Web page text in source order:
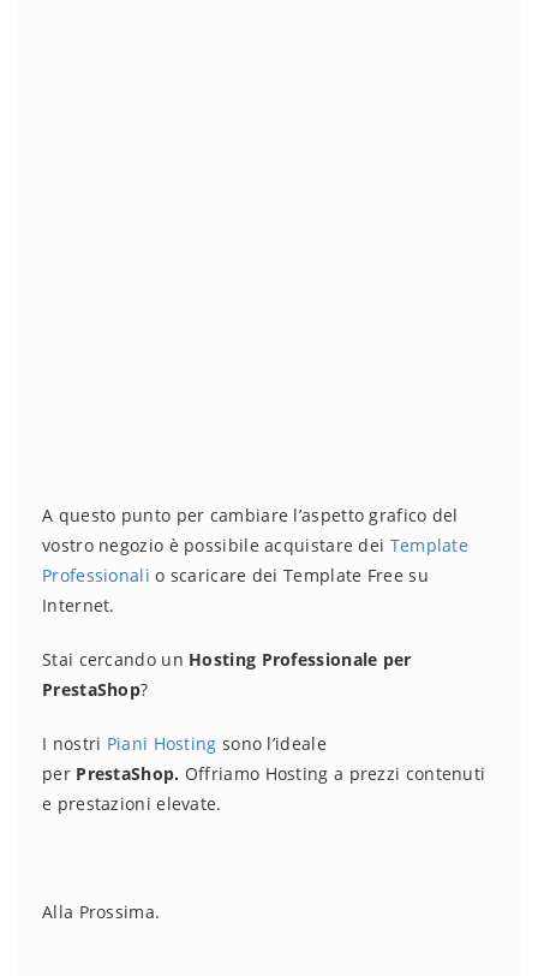
A questo punto per cambiare l’aspetto grafico del
vostro negozio è possibile acquistare dei Template
Professionali o scaricare dei Template Free su
Internet.
Stai cercando un Hosting Professionale per
PrestaShop?
I nostri Piani Hosting sono l’ideale
per PrestaShop. Offriamo Hosting a prezzi contenuti
e prestazioni elevate.
Alla Prossima.